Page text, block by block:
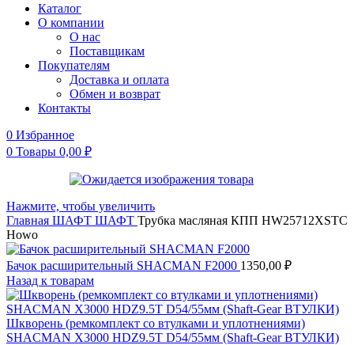
Каталог
О компании
О нас
Поставщикам
Покупателям
Доставка и оплата
Обмен и возврат
Контакты
0 Избранное
0 Товары 0,00 ₽
Нажмите, чтобы увеличить
Главная ШАФТ ШАФТ Трубка масляная КПП HW25712XSTC
Howo
Бачок расширительный SHACMAN F2000 1350,00 ₽
Назад к товарам
Шкворень (ремкомплект со втулками и уплотнениями)
SHACMAN X3000 HDZ9.5T D54/55мм (Shaft-Gear ВТУЛКИ)